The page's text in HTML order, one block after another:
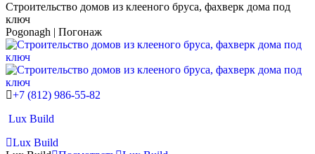
Строительство домов из клееного бруса, фахверк дома под
ключ
Pogonagh | Погонаж
+7 (812) 986-55-82
Lux Build
Lux Build